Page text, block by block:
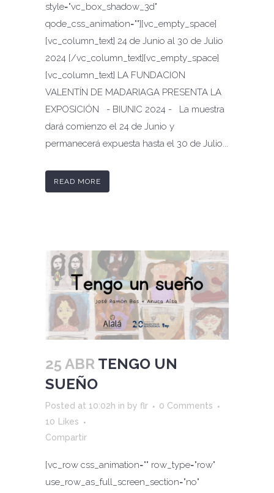
style="vc_box_shadow_3d"
qode_css_animation=""][vc_empty_space]
[vc_column_text] 24 de Junio al 30 de Julio
2024 [/vc_column_text][vc_empty_space]
[vc_column_text] LA FUNDACION
VALENTÍN DE MADARIAGA PRESENTA LA
EXPOSICIÓN - BIUNIC 2024 - La muestra
dará comienzo el 24 de Junio y
permanecerá expuesta hasta el 30 de Julio...
READ MORE
25 ABR TENGO UN
SUEÑO
Posted at 10:02h in by flr
0 Comments
10 Likes
Compartir
[vc_row css_animation="" row_type="row"
use_row_as_full_screen_section="no"